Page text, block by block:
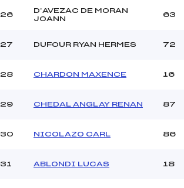
26
D’AVEZAC DE MORAN
JOANN
63
27 DUFOUR RYAN HERMES 72
28 CHARDON MAXENCE 16
29 CHEDAL ANGLAY RENAN 87
30 NICOLAZO CARL 86
31 ABLONDI LUCAS 18